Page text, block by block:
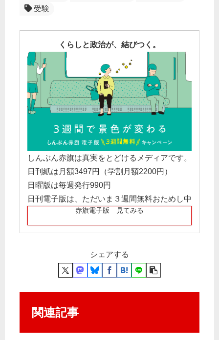
受験
くらしと政治が、結びつく。
しんぶん赤旗は真実をとどけるメディアです。
日刊紙は月額3497円（学割月額2200円）
日曜版は毎週発行990円
日刊電子版は、ただいま３週間無料おためし中
赤旗電子版 見てみる
シェアする
関連記事